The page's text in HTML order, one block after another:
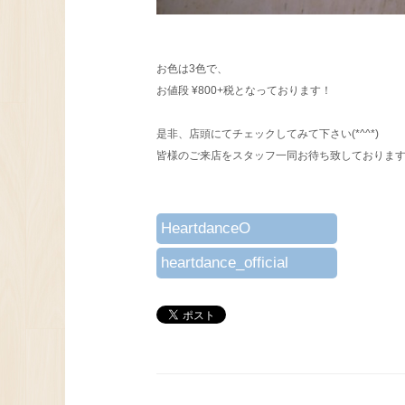
お色は3色で、
お値段 ¥800+税となっております！
是非、店頭にてチェックしてみて下さい(*^^*)
皆様のご来店をスタッフ一同お待ち致しておりま
HeartdanceO
heartdance_official